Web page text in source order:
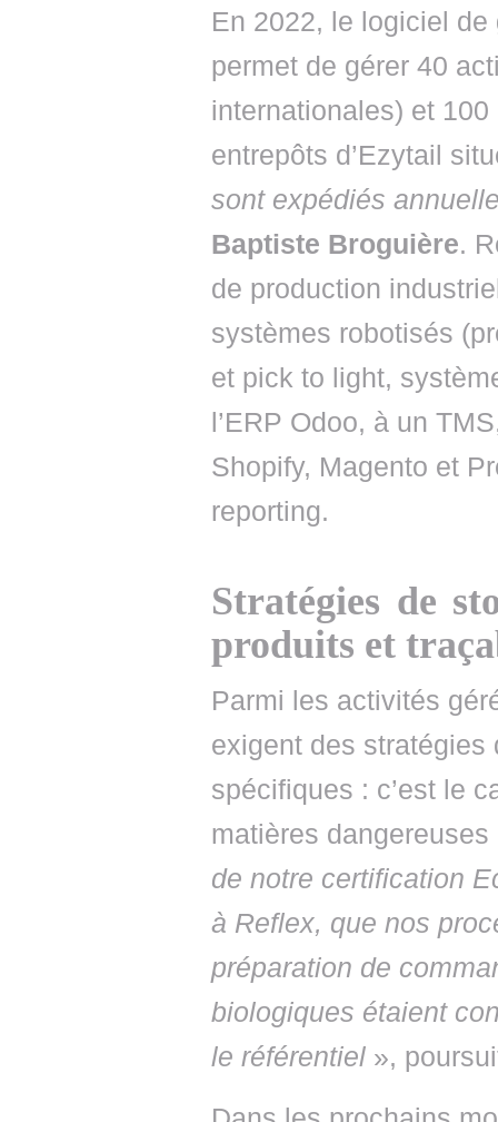
En 2022, le logiciel de
permet de gérer 40
internationales) et
entrepôts d’Ezytail
sont expédiés
Baptiste Broguière.
de production
systèmes robotisés
et pick to light,
l’ERP Odoo, à un
Shopify, Magento et
reporting.
Stratégies de
produits et
Parmi les activités
exigent des
spécifiques : c’est le
matières
de notre certification
à Reflex, que nos
préparation de
biologiques étaient
le référentiel »,